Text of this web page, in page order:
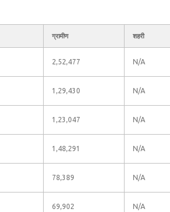
ग्रामीण शहरी
2,52,477 N/A
1,29,430 N/A
1,23,047 N/A
1,48,291 N/A
78,389 N/A
69,902 N/A